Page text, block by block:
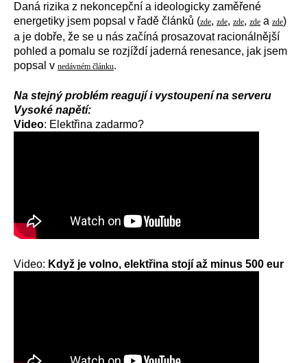
Daná rizika z nekoncepční a ideologicky zaměřené
energetiky jsem popsal v řadě článků (zde, zde, zde, zde a zde)
a je dobře, že se u nás začíná prosazovat racionálnější
pohled a pomalu se rozjíždí jaderná renesance, jak jsem
popsal v nedávném článku.
Na stejný problém reagují i vystoupení na serveru
Vysoké napětí:
Video: Elektřina zadarmo?
Video: Když je volno, elektřina stojí až minus 500 eur